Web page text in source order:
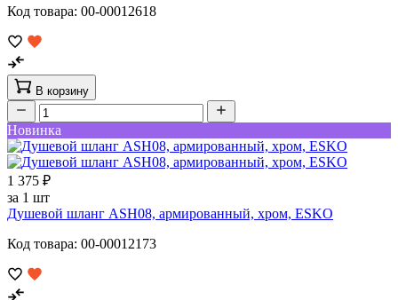
Код товара: 00-00012618
В корзину
Новинка
1 375 ₽
за 1 шт
Душевой шланг ASH08, армированный, хром, ESKO
Код товара: 00-00012173